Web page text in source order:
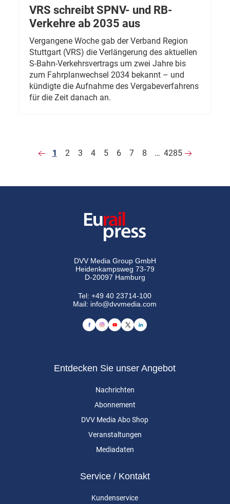
VRS schreibt SPNV- und RB-
Verkehre ab 2035 aus
Vergangene Woche gab der Verband Region
Stuttgart (VRS) die Verlängerung des aktuellen
S-Bahn-Verkehrsvertrags um zwei Jahre bis
zum Fahrplanwechsel 2034 bekannt – und
kündigte die Aufnahme des Vergabeverfahrens
für die Zeit danach an.
1 2 3 4 5 6 7 8 … 4285
DVV Media Group GmbH
Heidenkampsweg 73-79
D-20097 Hamburg
Tel:+49 40 23714-100
Mail: info@dvvmedia.com
Entdecken Sie unser Angebot
Nachrichten
Abonnement
DVV Media Abo Shop
Veranstaltungen
Mediadaten
Service / Kontakt
Kundenservice